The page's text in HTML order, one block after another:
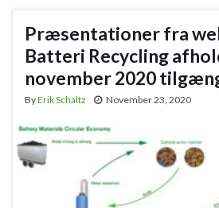
Præsentationer fra
Batteri Recycling
november 2020
ByErik Schaltz November 23, 2020